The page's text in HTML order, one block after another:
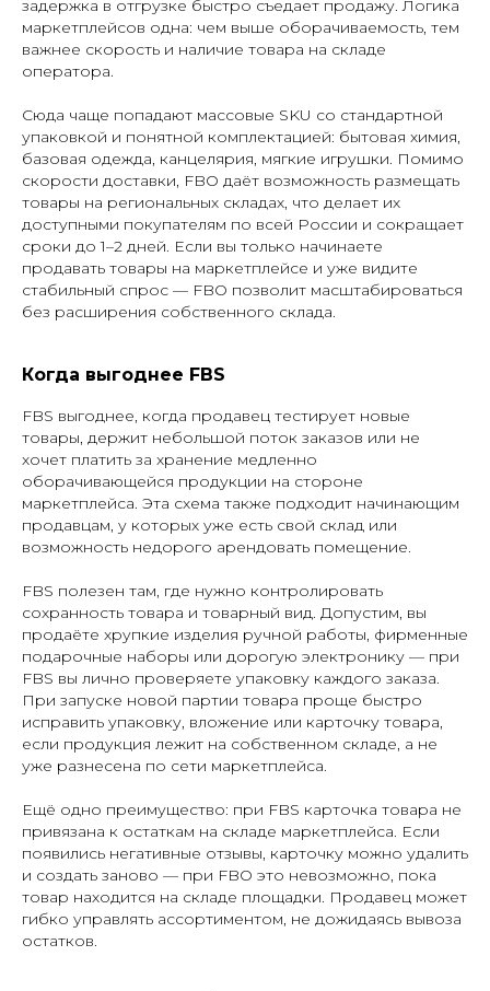
задержка в отгрузке быстро съедает продажу. Логика
маркетплейсов одна: чем выше оборачиваемость, тем
важнее скорость и наличие товара на складе
оператора.
Сюда чаще попадают массовые SKU со стандартной
упаковкой и понятной комплектацией: бытовая химия,
базовая одежда, канцелярия, мягкие игрушки. Помимо
скорости доставки, FBO даёт возможность размещать
товары на региональных складах, что делает их
доступными покупателям по всей России и сокращает
сроки до 1–2 дней. Если вы только начинаете
продавать товары на маркетплейсе и уже видите
стабильный спрос — FBO позволит масштабироваться
без расширения собственного склада.
Когда выгоднее FBS
FBS выгоднее, когда продавец тестирует новые
товары, держит небольшой поток заказов или не
хочет платить за хранение медленно
оборачивающейся продукции на стороне
маркетплейса. Эта схема также подходит начинающим
продавцам, у которых уже есть свой склад или
возможность недорого арендовать помещение.
FBS полезен там, где нужно контролировать
сохранность товара и товарный вид. Допустим, вы
продаёте хрупкие изделия ручной работы, фирменные
подарочные наборы или дорогую электронику — при
FBS вы лично проверяете упаковку каждого заказа.
При запуске новой партии товара проще быстро
исправить упаковку, вложение или карточку товара,
если продукция лежит на собственном складе, а не
уже разнесена по сети маркетплейса.
Ещё одно преимущество: при FBS карточка товара не
привязана к остаткам на складе маркетплейса. Если
появились негативные отзывы, карточку можно удалить
и создать заново — при FBO это невозможно, пока
товар находится на складе площадки. Продавец может
гибко управлять ассортиментом, не дожидаясь вывоза
остатков.